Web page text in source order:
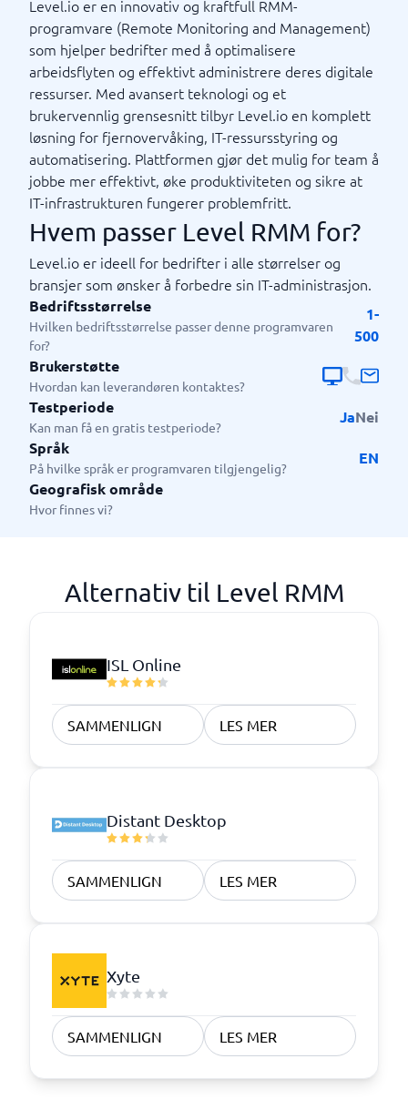
Level.io er en innovativ og kraftfull RMM-
programvare (Remote Monitoring and Management)
som hjelper bedrifter med å optimalisere
arbeidsflyten og effektivt administrere deres digitale
ressurser. Med avansert teknologi og et
brukervennlig grensesnitt tilbyr Level.io en komplett
løsning for fjernovervåking, IT-ressursstyring og
automatisering. Plattformen gjør det mulig for team å
jobbe mer effektivt, øke produktiviteten og sikre at
IT-infrastrukturen fungerer problemfritt.
Hvem passer Level RMM for?
Level.io er ideell for bedrifter i alle størrelser og
bransjer som ønsker å forbedre sin IT-administrasjon.
Bedriftsstørrelse
Hvilken bedriftsstørrelse passer denne programvaren
for?
1-
500
Brukerstøtte
Hvordan kan leverandøren kontaktes?
Testperiode
Kan man få en gratis testperiode?
JaNei
Språk
På hvilke språk er programvaren tilgjengelig?
EN
Geografisk område
Hvor finnes vi?
Alternativ til Level RMM
ISL Online
SAMMENLIGN LES MER
Distant Desktop
SAMMENLIGN LES MER
Xyte
SAMMENLIGN LES MER